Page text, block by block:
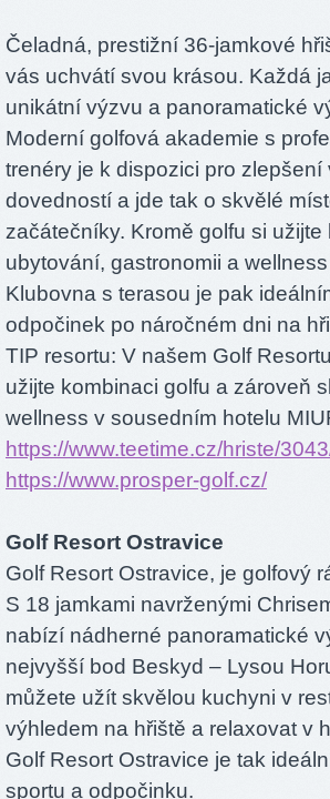
Čeladná, prestižní 36-jamkové
vás uchvátí svou krásou. Každá
unikátní výzvu a panoramatické
Moderní golfová akademie s
trenéry je k dispozici pro zlepšení
dovedností a jde tak o skvělé
začátečníky. Kromě golfu si užijte
ubytování, gastronomii a
Klubovna s terasou je pak
odpočinek po náročném dni na
TIP resortu: V našem Golf
užijte kombinaci golfu a zároveň
wellness v sousedním hotelu
https://www.teetime.cz/hriste/
https://www.prosper-golf.cz/
Golf Resort Ostravice
Golf Resort Ostravice, je golfový
S 18 jamkami navrženými
nabízí nádherné panoramatické
nejvyšší bod Beskyd – Lysou
můžete užít skvělou kuchyni v
výhledem na hřiště a relaxovat v
Golf Resort Ostravice je tak
sportu a odpočinku.